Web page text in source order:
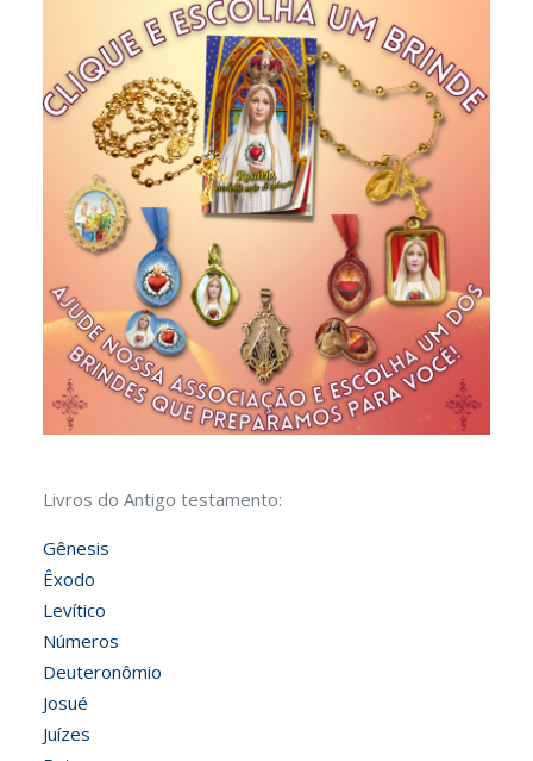
Livros do Antigo testamento:
Gênesis
Êxodo
Levítico
Números
Deuteronômio
Josué
Juízes